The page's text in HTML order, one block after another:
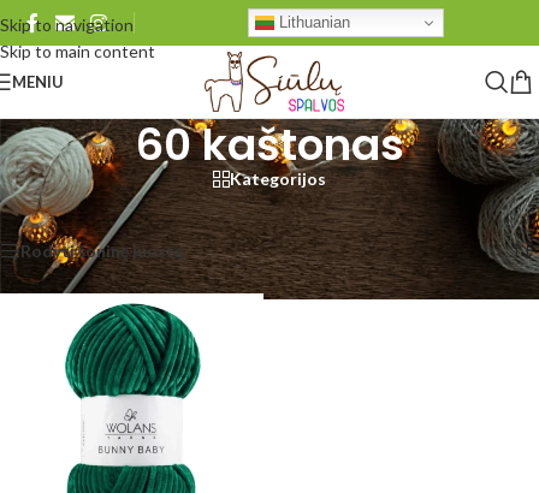
Skip to navigation
Skip to main content
Lithuanian
MENIU
60 kaštonas
Kategorijos
Pradžia/Produkto Wolans Bunny Baby / 60 kaštonas Rezultatų: 1
Rodyti šoninę juostą Rodyti 48 96 Visi